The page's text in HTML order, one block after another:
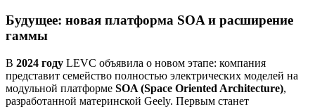
Будущее: новая платформа SOA и расширение
гаммы
В 2024 году LEVC объявила о новом этапе: компания
представит семейство полностью электрических моделей на
модульной платформе SOA (Space Oriented Architecture),
разработанной материнской Geely. Первым станет